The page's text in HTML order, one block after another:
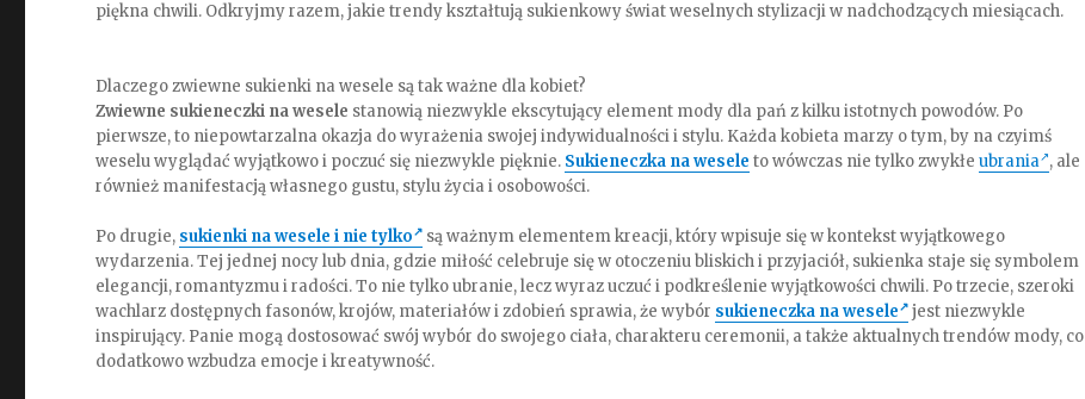
piękna chwili. Odkryjmy razem, jakie trendy kształtują sukienkowy świat weselnych stylizacji w nadchodzących miesiącach.
Dlaczego zwiewne sukienki na wesele są tak ważne dla kobiet?
Zwiewne sukieneczki na wesele stanowią niezwykle ekscytujący element mody dla pań z kilku istotnych powodów. Po
pierwsze, to niepowtarzalna okazja do wyrażenia swojej indywidualności i stylu. Każda kobieta marzy o tym, by na czyimś
weselu wyglądać wyjątkowo i poczuć się niezwykle pięknie. Sukieneczka na wesele to wówczas nie tylko zwykłeubrania , ale
również manifestacją własnego gustu, stylu życia i osobowości.
Po drugie, sukienki na wesele i nie tylko
są ważnym elementem kreacji, który wpisuje się w kontekst wyjątkowego
wydarzenia. Tej jednej nocy lub dnia, gdzie miłość celebruje się w otoczeniu bliskich i przyjaciół, sukienka staje się symbolem
elegancji, romantyzmu i radości. To nie tylko ubranie, lecz wyraz uczuć i podkreślenie wyjątkowości chwili. Po trzecie, szeroki
wachlarz dostępnych fasonów, krojów, materiałów i zdobień sprawia, że wybór sukieneczka na wesele
jest niezwykle
inspirujący. Panie mogą dostosować swój wybór do swojego ciała, charakteru ceremonii, a także aktualnych trendów mody, co
dodatkowo wzbudza emocje i kreatywność.